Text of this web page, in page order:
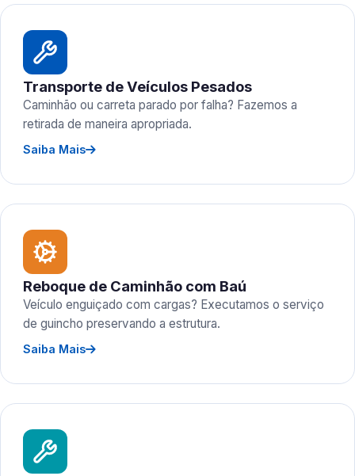
Transporte de Veículos Pesados
Caminhão ou carreta parado por falha? Fazemos a
retirada de maneira apropriada.
Saiba Mais
Reboque de Caminhão com Baú
Veículo enguiçado com cargas? Executamos o serviço
de guincho preservando a estrutura.
Saiba Mais